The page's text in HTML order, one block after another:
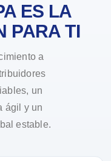
ES LA
PARA TI
a
un
ágil y un
estable.